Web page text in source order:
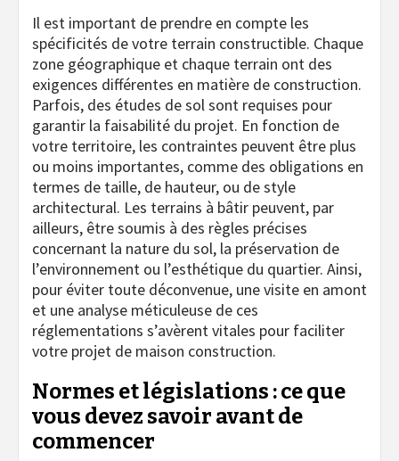
Il est important de prendre en compte les
spécificités de votre terrain constructible. Chaque
zone géographique et chaque terrain ont des
exigences différentes en matière de construction.
Parfois, des études de sol sont requises pour
garantir la faisabilité du projet. En fonction de
votre territoire, les contraintes peuvent être plus
ou moins importantes, comme des obligations en
termes de taille, de hauteur, ou de style
architectural. Les terrains à bâtir peuvent, par
ailleurs, être soumis à des règles précises
concernant la nature du sol, la préservation de
l’environnement ou l’esthétique du quartier. Ainsi,
pour éviter toute déconvenue, une visite en amont
et une analyse méticuleuse de ces
réglementations s’avèrent vitales pour faciliter
votre projet de maison construction.
Normes et législations : ce que
vous devez savoir avant de
commencer